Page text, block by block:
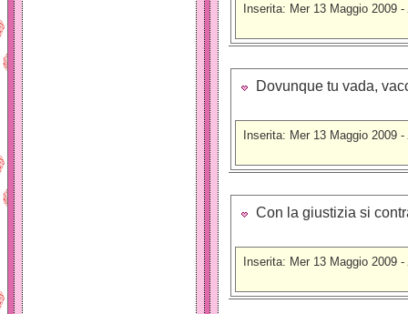
Inserita: Mer 13 Maggio 2009 -
Dovunque tu vada,
Inserita: Mer 13 Maggio 2009 -
Con la giustizia si
Inserita: Mer 13 Maggio 2009 -